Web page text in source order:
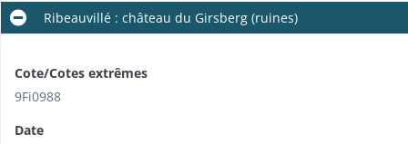
Ribeauvillé : château du Girsberg (ruines)
Cote/Cotes extrêmes
9Fi0988
Date